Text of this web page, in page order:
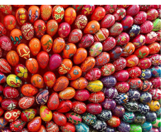
size.size.size.